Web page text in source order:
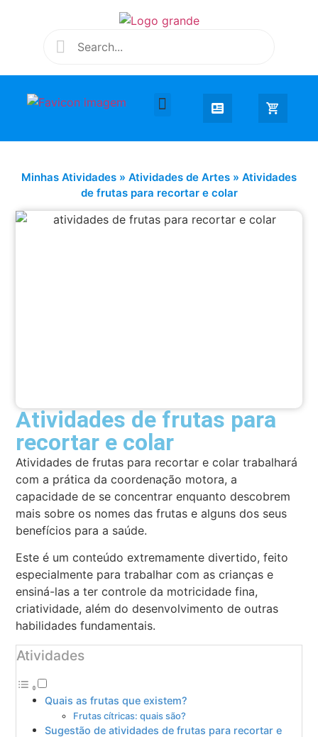
Minhas Atividades » Atividades de Artes » Atividades
de frutas para recortar e colar
Atividades de frutas para
recortar e colar
Atividades de frutas para recortar e colar trabalhará
com a prática da coordenação motora, a
capacidade de se concentrar enquanto descobrem
mais sobre os nomes das frutas e alguns dos seus
benefícios para a saúde.
Este é um conteúdo extremamente divertido, feito
especialmente para trabalhar com as crianças e
ensiná-las a ter controle da motricidade fina,
criatividade, além do desenvolvimento de outras
habilidades fundamentais.
Atividades
Quais as frutas que existem?
Frutas cítricas: quais são?
Sugestão de atividades de frutas para recortar e